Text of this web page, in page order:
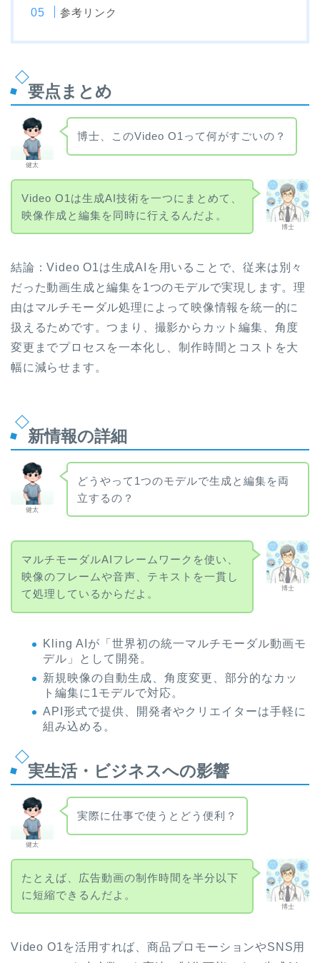
参考リンク
要点まとめ
健太
博士、このVideo O1って何がすごいの？
博士
Video O1は生成AI技術を一つにまとめて、
映像作成と編集を同時に行えるんだよ。
結論：Video O1は生成AIを用いることで、従来は別々
だった動画生成と編集を1つのモデルで実現します。理
由はマルチモーダル処理によって映像情報を統一的に
扱えるためです。つまり、撮影からカット編集、角度
変更までプロセスを一本化し、制作時間とコストを大
幅に減らせます。
新情報の詳細
健太
どうやって1つのモデルで生成と編集を両
立するの？
博士
マルチモーダルAIフレームワークを使い、
映像のフレームや音声、テキストを一貫し
て処理しているからだよ。
Kling AIが「世界初の統一マルチモーダル動画モ
デル」として開発。
新規映像の自動生成、角度変更、部分的なカッ
ト編集に1モデルで対応。
API形式で提供、開発者やクリエイターは手軽に
組み込める。
実生活・ビジネスへの影響
健太
実際に仕事で使うとどう便利？
博士
たとえば、広告動画の制作時間を半分以下
に短縮できるんだよ。
Video O1を活用すれば、商品プロモーションやSNS用